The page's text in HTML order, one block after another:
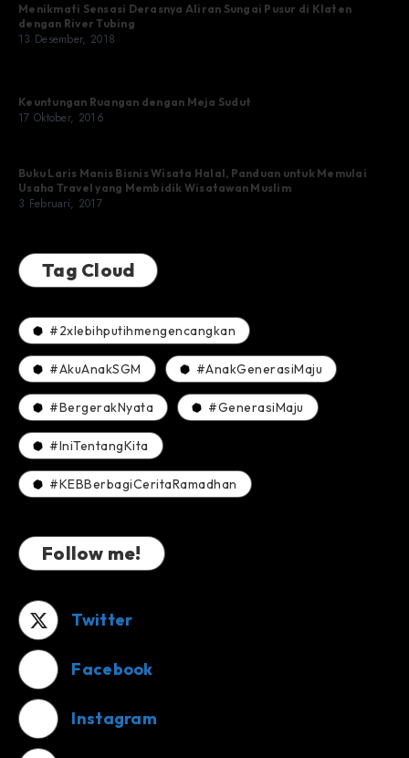
Menikmati Sensasi Derasnya Aliran Sungai Pusur di Klaten
dengan River Tubing
13 Desember, 2018
Keuntungan Ruangan dengan Meja Sudut
17 Oktober, 2016
Buku Laris Manis Bisnis Wisata Halal, Panduan untuk Memulai
Usaha Travel yang Membidik Wisatawan Muslim
3 Februari, 2017
Tag Cloud
#2xlebihputihmengencangkan
#AkuAnakSGM #AnakGenerasiMaju
#BergerakNyata #GenerasiMaju
#IniTentangKita
#KEBBerbagiCeritaRamadhan
Follow me!
Twitter
Facebook
Instagram